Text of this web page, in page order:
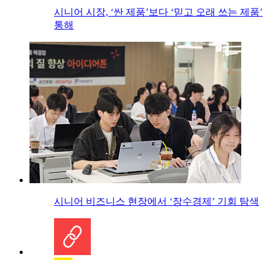
시니어 시장, ‘싼 제품’보다 ‘믿고 오래 쓰는 제품’
통해
시니어 비즈니스 현장에서 ‘장수경제’ 기회 탐색